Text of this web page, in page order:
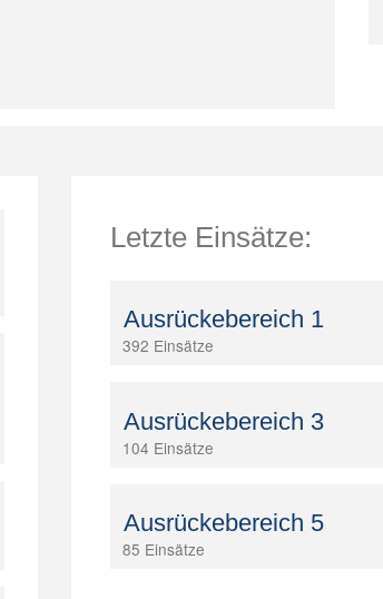
Letzte Einsätze:
Ausrückebereich 1
392 Einsätze
Ausrückebereich 3
104 Einsätze
Ausrückebereich 5
85 Einsätze